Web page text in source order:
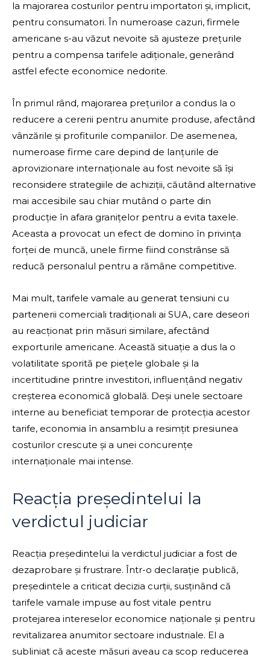
la majorarea costurilor pentru importatori și, implicit,
pentru consumatori. În numeroase cazuri, firmele
americane s-au văzut nevoite să ajusteze prețurile
pentru a compensa tarifele adiționale, generând
astfel efecte economice nedorite.
În primul rând, majorarea prețurilor a condus la o
reducere a cererii pentru anumite produse, afectând
vânzările și profiturile companiilor. De asemenea,
numeroase firme care depind de lanțurile de
aprovizionare internaționale au fost nevoite să își
reconsidere strategiile de achiziții, căutând alternative
mai accesibile sau chiar mutând o parte din
producție în afara granițelor pentru a evita taxele.
Aceasta a provocat un efect de domino în privința
forței de muncă, unele firme fiind constrânse să
reducă personalul pentru a rămâne competitive.
Mai mult, tarifele vamale au generat tensiuni cu
partenerii comerciali tradiționali ai SUA, care deseori
au reacționat prin măsuri similare, afectând
exporturile americane. Această situație a dus la o
volatilitate sporită pe piețele globale și la
incertitudine printre investitori, influențând negativ
creșterea economică globală. Deși unele sectoare
interne au beneficiat temporar de protecția acestor
tarife, economia în ansamblu a resimțit presiunea
costurilor crescute și a unei concurențe
internaționale mai intense.
Reacția președintelui la
verdictul judiciar
Reacția președintelui la verdictul judiciar a fost de
dezaprobare și frustrare. Într-o declarație publică,
președintele a criticat decizia curții, susținând că
tarifele vamale impuse au fost vitale pentru
protejarea intereselor economice naționale și pentru
revitalizarea anumitor sectoare industriale. El a
subliniat că aceste măsuri aveau ca scop reducerea